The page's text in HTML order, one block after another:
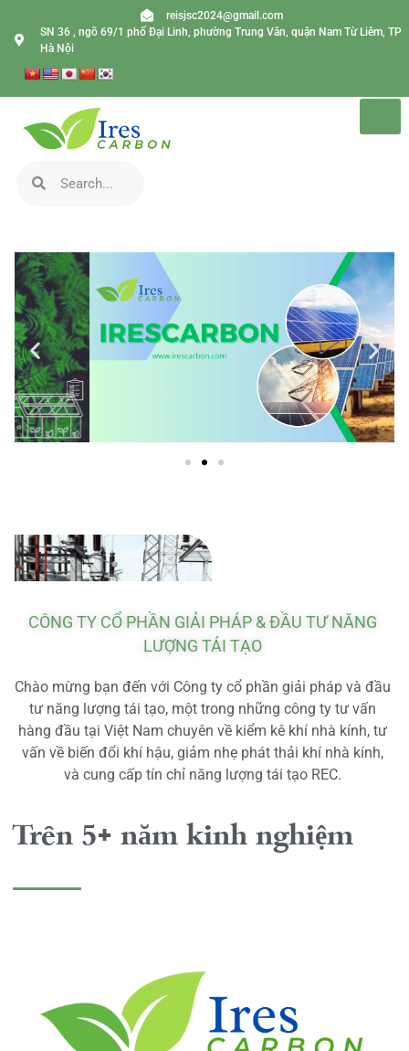
reisjsc2024@gmail.com
SN 36 , ngõ 69/1 phố Đại Linh, phường Trung Văn, quận Nam Từ Liêm, TP
Hà Nội
CÔNG TY CỔ PHẦN GIẢI PHÁP & ĐẦU TƯ NĂNG
LƯỢNG TÁI TẠO
Chào mừng bạn đến với Công ty cổ phần giải pháp và đầu
tư năng lượng tái tạo, một trong những công ty tư vấn
hàng đầu tại Việt Nam chuyên về kiểm kê khí nhà kính, tư
vấn về biến đổi khí hậu, giảm nhẹ phát thải khí nhà kính,
và cung cấp tín chỉ năng lượng tái tạo REC.
Trên 5+ năm kinh nghiệm